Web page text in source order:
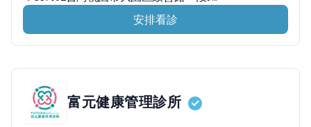
安排看診
富元健康管理診所